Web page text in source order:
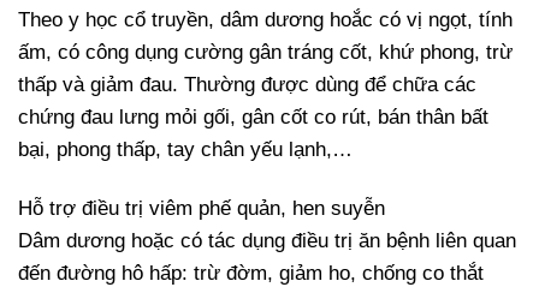
Theo y học cổ truyền, dâm dương hoắc có vị ngọt, tính
ấm, có công dụng cường gân tráng cốt, khứ phong, trừ
thấp và giảm đau. Thường được dùng để chữa các
chứng đau lưng mỏi gối, gân cốt co rút, bán thân bất
bại, phong thấp, tay chân yếu lạnh,…
Hỗ trợ điều trị viêm phế quản, hen suyễn
Dâm dương hoặc có tác dụng điều trị ăn bệnh liên quan
đến đường hô hấp: trừ đờm, giảm ho, chống co thắt